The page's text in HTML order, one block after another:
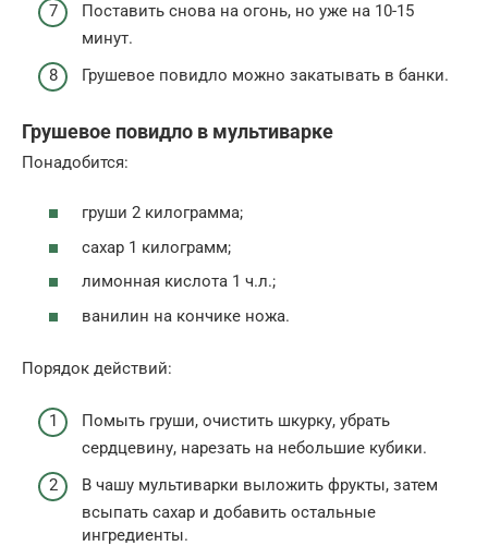
Поставить снова на огонь, но уже на 10-15
минут.
Грушевое повидло можно закатывать в банки.
Грушевое повидло в мультиварке
Понадобится:
груши 2 килограмма;
сахар 1 килограмм;
лимонная кислота 1 ч.л.;
ванилин на кончике ножа.
Порядок действий:
Помыть груши, очистить шкурку, убрать
сердцевину, нарезать на небольшие кубики.
В чашу мультиварки выложить фрукты, затем
всыпать сахар и добавить остальные
ингредиенты.